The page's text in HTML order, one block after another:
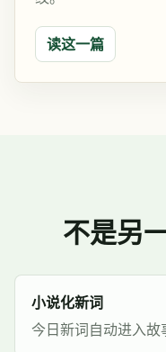
读这一篇
不是另
小说化新词
今日新词自动进入故